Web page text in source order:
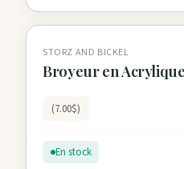
STORZ AND BICKEL
Broyeur en
(7.00$)
En stock